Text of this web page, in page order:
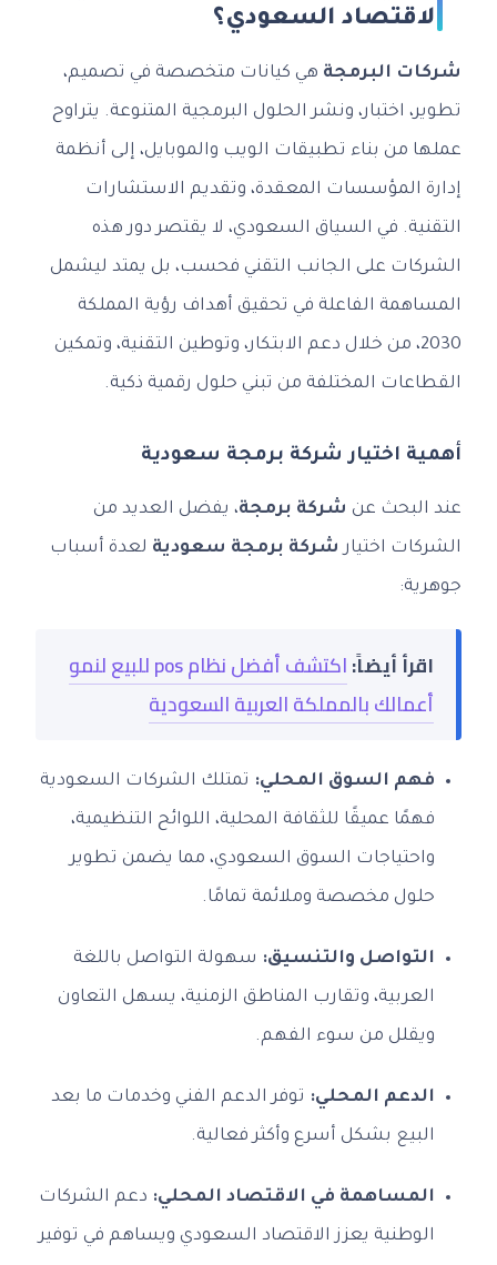
الاقتصاد السعودي؟
شركات البرمجة هي كيانات متخصصة في تصميم،
تطوير، اختبار، ونشر الحلول البرمجية المتنوعة. يتراوح
عملها من بناء تطبيقات الويب والموبايل، إلى أنظمة
إدارة المؤسسات المعقدة، وتقديم الاستشارات
التقنية. في السياق السعودي، لا يقتصر دور هذه
الشركات على الجانب التقني فحسب، بل يمتد ليشمل
المساهمة الفاعلة في تحقيق أهداف رؤية المملكة
2030، من خلال دعم الابتكار، وتوطين التقنية، وتمكين
القطاعات المختلفة من تبني حلول رقمية ذكية.
أهمية اختيار شركة برمجة سعودية
عند البحث عن شركة برمجة، يفضل العديد من
الشركات اختيار شركة برمجة سعودية لعدة أسباب
جوهرية:
اقرأ أيضاً:
اكتشف أفضل نظام pos للبيع لنمو
أعمالك بالمملكة العربية السعودية
فهم السوق المحلي: تمتلك الشركات السعودية
فهمًا عميقًا للثقافة المحلية، اللوائح التنظيمية،
واحتياجات السوق السعودي، مما يضمن تطوير
حلول مخصصة وملائمة تمامًا.
التواصل والتنسيق: سهولة التواصل باللغة
العربية، وتقارب المناطق الزمنية، يسهل التعاون
ويقلل من سوء الفهم.
الدعم المحلي: توفر الدعم الفني وخدمات ما بعد
البيع بشكل أسرع وأكثر فعالية.
المساهمة في الاقتصاد المحلي: دعم الشركات
الوطنية يعزز الاقتصاد السعودي ويساهم في توفير